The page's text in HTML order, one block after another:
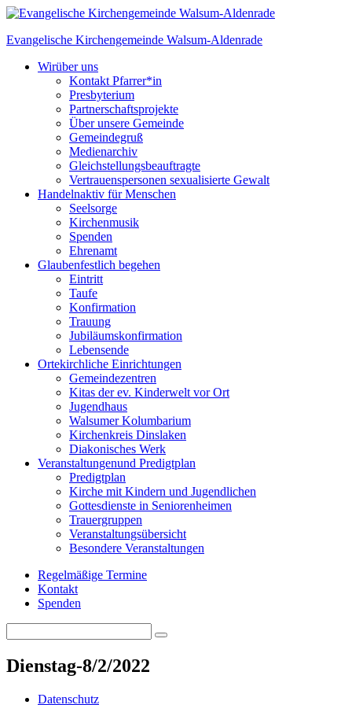
Skip
content
Evangelische Kirchengemeinde Walsum-Aldenrade
Wirüber uns
Kontakt Pfarrer*in
Presbyterium
Partnerschaftsprojekte
Über unsere Gemeinde
Gemeindegruß
Medienarchiv
Gleichstellungs­beauftragte
Vertrauenspersonen sexualisierte Gewalt
Handelnaktiv für Menschen
Seelsorge
Kirchenmusik
Spenden
Ehrenamt
Glaubenfestlich begehen
Eintritt
Taufe
Konfirmation
Trauung
Jubiläumskonfirmation
Lebensende
Ortekirchliche Einrichtungen
Gemeindezentren
Kitas der ev. Kinderwelt vor Ort
Jugendhaus
Walsumer Kolumbarium
Kirchenkreis Dinslaken
Diakonisches Werk
Veranstaltungenund Predigtplan
Predigtplan
Kirche mit Kindern und Jugendlichen
Gottesdienste in Seniorenheimen
Trauergruppen
Veranstaltungsübersicht
Besondere Veranstaltungen
Regelmäßige Termine
Kontakt
Spenden
for:
Search
Dienstag-8/2/2022
Datenschutz